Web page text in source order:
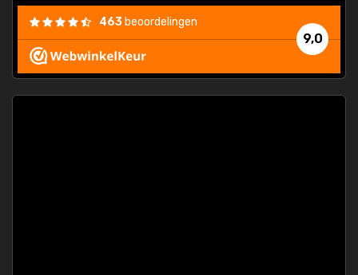
9,0
463 beoordelingen